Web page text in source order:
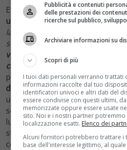
E’ un film moltofisico ed intimo.
una barca a vela in mare aperto.
la competizione, qualunque sia
sempre lo stesso obiettivo: la
voglia di mettere alla prova fino
capacità
ha dichiarato il
procede senza colpi di scena
diario di bordodi questa
uomosolocontro la natura, gli
se stesso. Poi però con l’arrivo
lungometraggio si trasforma in
strana amicizia tra un uomo e un
consolidare sempre di più man
Pubblicità e contenuti
delle prestazioni dei
ricerche sul pubblico,
Archiviare informazioni su
Scopri di più
I tuoi dati personali verranno trattati
informazioni raccolte dal tuo
identificatori univoci e altri dati del
essere condivise con questi ultimi,
memorizzate oppure essere usate
sito. Noi e i nostri partner
localizzazione esatti. Elenco dei
Alcuni fornitori potrebbero trattare i
base dell'interesse legittimo, al